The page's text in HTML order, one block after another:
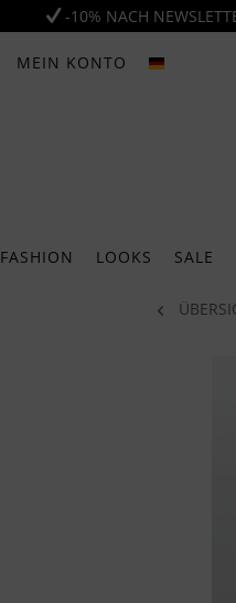
-10% NACH
MEIN KONTO
FASHION LOOKS SALE